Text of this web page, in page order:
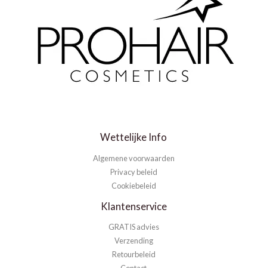
Wettelijke Info
Algemene voorwaarden
Privacy beleid
Cookiebeleid
Klantenservice
GRATIS advies
Verzending
Retourbeleid